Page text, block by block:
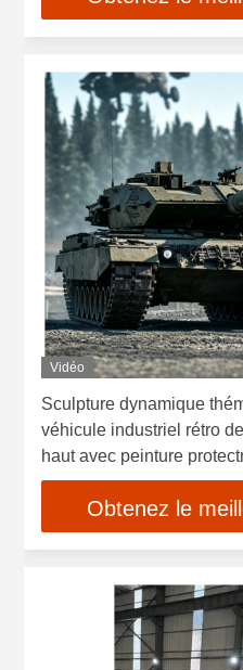
Vidéo
Sculpture dynamique
véhicule industriel rétro
haut avec peinture
résistante aux UV
Obtenez le